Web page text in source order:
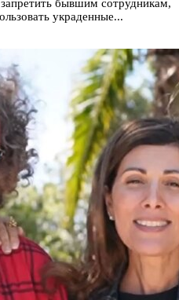
бывшим сотрудникам,
украденные...